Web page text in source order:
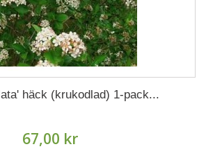
häck (krukodlad) 1-pack...
67,00 kr